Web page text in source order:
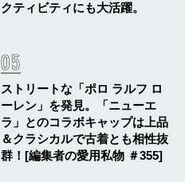
クティビティにも大活躍。
ストリートな「ポロ ラルフ ロ
ーレン」を発見。「ニューエ
ラ」とのコラボキャップは上品
＆クラシカルで古着とも相性抜
群！[編集者の愛用私物 ＃355]